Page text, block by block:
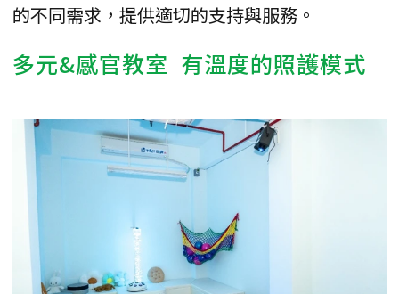
的不同需求，提供適切的支持與服務。
多元&感官教室 有溫度的照護模式